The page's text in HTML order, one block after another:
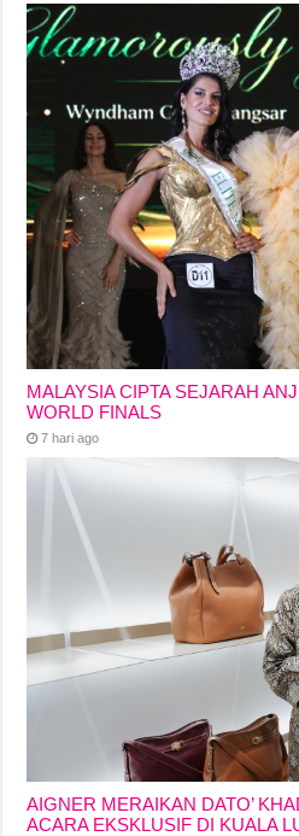
MALAYSIA CIPTA SEJARAH
WORLD FINALS
7 hari ago
AIGNER MERAIKAN DATO’
ACARA EKSKLUSIF DI KUALA